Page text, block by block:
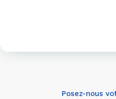
Posez-nous